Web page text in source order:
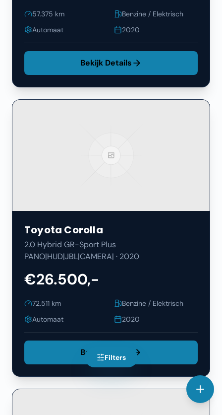
57.375 km
Benzine / Elektrisch
Automaat
2020
Bekijk Details
Toyota Corolla
2.0 Hybrid GR-Sport Plus
PANO|HUD|JBL|CAMERA| · 2020
€26.500,-
72.511 km
Benzine / Elektrisch
Automaat
2020
Bekijk Details
Filters